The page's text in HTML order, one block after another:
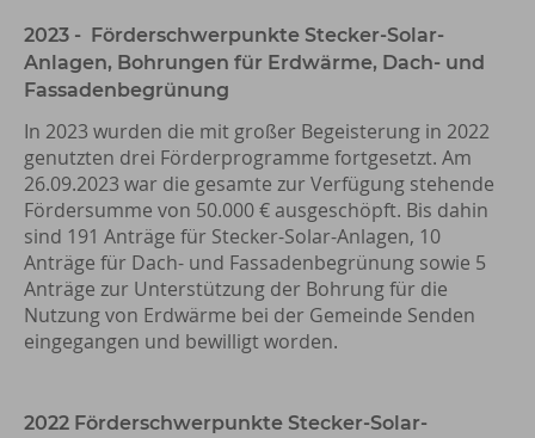
2023 - Förderschwerpunkte Stecker-Solar-
Anlagen, Bohrungen für Erdwärme, Dach- und
Fassadenbegrünung
In 2023 wurden die mit großer Begeisterung in 2022
genutzten drei Förderprogramme fortgesetzt. Am
26.09.2023 war die gesamte zur Verfügung stehende
Fördersumme von 50.000 € ausgeschöpft. Bis dahin
sind 191 Anträge für Stecker-Solar-Anlagen, 10
Anträge für Dach- und Fassadenbegrünung sowie 5
Anträge zur Unterstützung der Bohrung für die
Nutzung von Erdwärme bei der Gemeinde Senden
eingegangen und bewilligt worden.
2022 Förderschwerpunkte Stecker-Solar-